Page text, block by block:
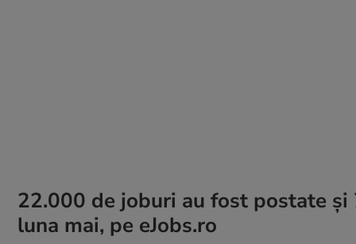
22.000 de joburi au fost postate
luna mai, pe eJobs.ro